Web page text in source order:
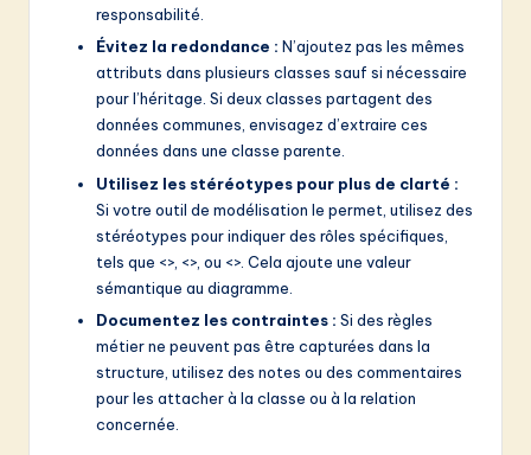
responsabilité.
Évitez la redondance : N’ajoutez pas les mêmes
attributs dans plusieurs classes sauf si nécessaire
pour l’héritage. Si deux classes partagent des
données communes, envisagez d’extraire ces
données dans une classe parente.
Utilisez les stéréotypes pour plus de clarté :
Si votre outil de modélisation le permet, utilisez des
stéréotypes pour indiquer des rôles spécifiques,
tels que <>, <>, ou <>. Cela ajoute une valeur
sémantique au diagramme.
Documentez les contraintes : Si des règles
métier ne peuvent pas être capturées dans la
structure, utilisez des notes ou des commentaires
pour les attacher à la classe ou à la relation
concernée.